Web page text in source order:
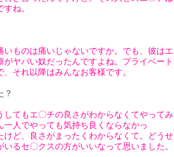
ね。
いものは痛いじゃないですか。でも、彼はエ
ヤバい奴だったんですよね。プライベート
それ以降はみんなお客様です。
？
してもエ〇チの良さがわからなくてやってみ
人でやっても気持ち良くならなかっ
ど、良さがまったくわからなくて。どうせ
るセ〇クスの方がいいなって思いました。